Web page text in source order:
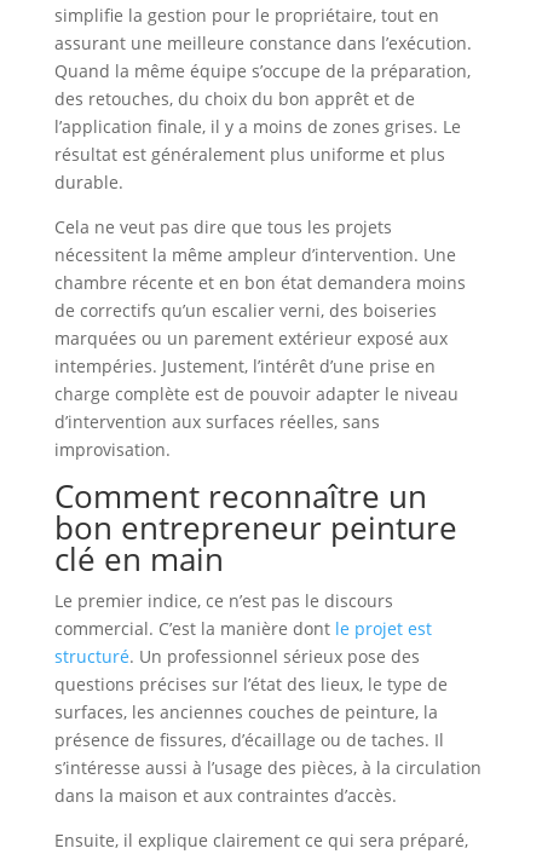
simplifie la gestion pour le propriétaire, tout en
assurant une meilleure constance dans l’exécution.
Quand la même équipe s’occupe de la préparation,
des retouches, du choix du bon apprêt et de
l’application finale, il y a moins de zones grises. Le
résultat est généralement plus uniforme et plus
durable.
Cela ne veut pas dire que tous les projets
nécessitent la même ampleur d’intervention. Une
chambre récente et en bon état demandera moins
de correctifs qu’un escalier verni, des boiseries
marquées ou un parement extérieur exposé aux
intempéries. Justement, l’intérêt d’une prise en
charge complète est de pouvoir adapter le niveau
d’intervention aux surfaces réelles, sans
improvisation.
Comment reconnaître un
bon entrepreneur peinture
clé en main
Le premier indice, ce n’est pas le discours
commercial. C’est la manière dont le projet est
structuré. Un professionnel sérieux pose des
questions précises sur l’état des lieux, le type de
surfaces, les anciennes couches de peinture, la
présence de fissures, d’écaillage ou de taches. Il
s’intéresse aussi à l’usage des pièces, à la circulation
dans la maison et aux contraintes d’accès.
Ensuite, il explique clairement ce qui sera préparé,